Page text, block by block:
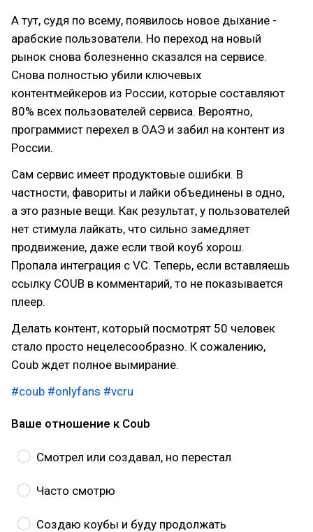
А тут, судя по всему, появилось новое дыхание -
арабские пользователи. Но переход на новый
рынок снова болезненно сказался на сервисе.
Снова полностью убили ключевых
контентмейкеров из России, которые составляют
80% всех пользователей сервиса. Вероятно,
программист перехел в ОАЭ и забил на контент из
России.
Сам сервис имеет продуктовые ошибки. В
частности, фавориты и лайки объединены в одно,
а это разные вещи. Как результат, у пользователей
нет стимула лайкать, что сильно замедляет
продвижение, даже если твой коуб хорош.
Пропала интеграция с VC. Теперь, если вставляешь
ссылку COUB в комментарий, то не показывается
плеер.
Делать контент, который посмотрят 50 человек
стало просто нецелесообразно. К сожалению,
Coub ждет полное вымирание.
#coub #onlyfans #vcru
Ваше отношение к Coub
Смотрел или создавал, но перестал
Часто смотрю
Создаю коубы и буду продолжать